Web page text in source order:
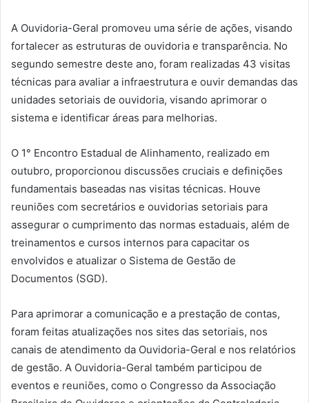
A Ouvidoria-Geral promoveu uma série de ações, visando
fortalecer as estruturas de ouvidoria e transparência. No
segundo semestre deste ano, foram realizadas 43 visitas
técnicas para avaliar a infraestrutura e ouvir demandas das
unidades setoriais de ouvidoria, visando aprimorar o
sistema e identificar áreas para melhorias.
O 1° Encontro Estadual de Alinhamento, realizado em
outubro, proporcionou discussões cruciais e definições
fundamentais baseadas nas visitas técnicas. Houve
reuniões com secretários e ouvidorias setoriais para
assegurar o cumprimento das normas estaduais, além de
treinamentos e cursos internos para capacitar os
envolvidos e atualizar o Sistema de Gestão de
Documentos (SGD).
Para aprimorar a comunicação e a prestação de contas,
foram feitas atualizações nos sites das setoriais, nos
canais de atendimento da Ouvidoria-Geral e nos relatórios
de gestão. A Ouvidoria-Geral também participou de
eventos e reuniões, como o Congresso da Associação